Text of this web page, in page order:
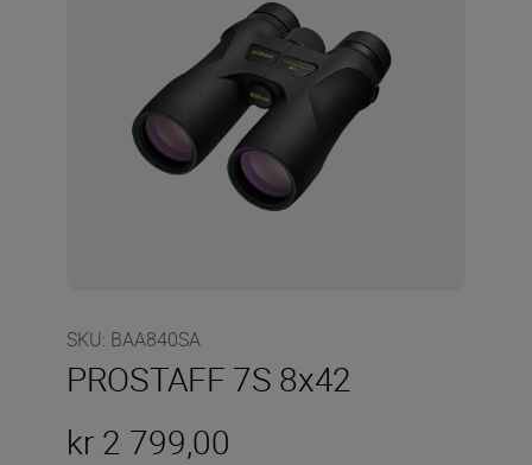
SKU: BAA840SA
PROSTAFF 7S 8x42
kr 2 799,00